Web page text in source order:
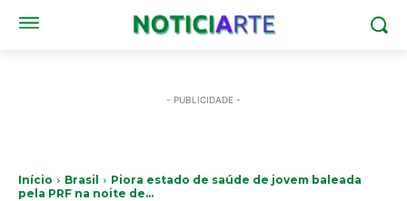
- PUBLICIDADE -
Início Brasil
Piora estado de saúde de jovem baleada
pela PRF na noite de...